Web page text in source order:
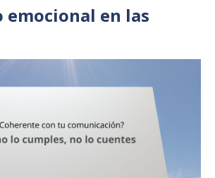
emocional en las